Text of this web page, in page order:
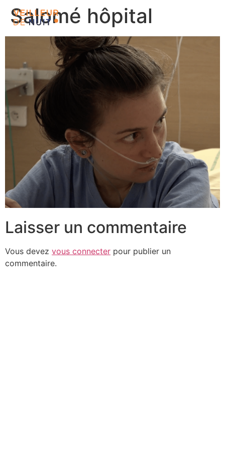
Salomé hôpital
Laisser un commentaire
Vous devez vous connecter pour publier un
commentaire.